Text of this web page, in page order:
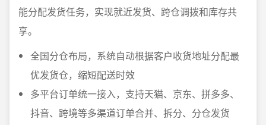
能分配发货任务，实现就近发货、跨仓调拨和库存共
享。
全国分仓布局，系统自动根据客户收货地址分配最
优发货仓，缩短配送时效
多平台订单统一接入，支持天猫、京东、拼多多、
抖音、跨境等多渠道订单合并、拆分、分仓发货